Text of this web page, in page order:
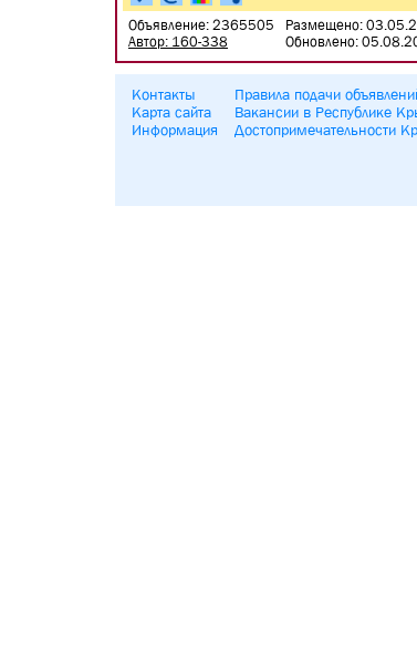
Объявление: 2365505
Автор: 160-338
Размещено:
Обновлено:
Контакты
Карта сайта
Информация
Правила подачи
Вакансии в Республике
Достопримечательности